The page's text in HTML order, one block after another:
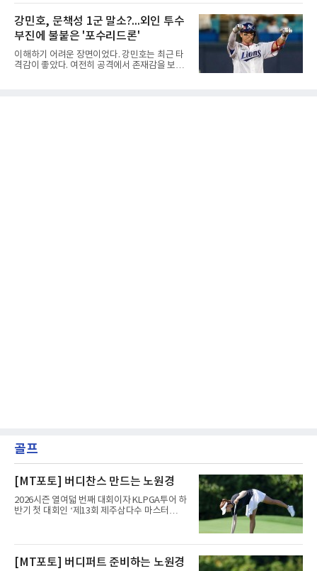
리츠와 마이애미 말린스를 거쳐 메츠에 둥지를
틀며 반등을 노렸으나
한국중고배구 2차연맹전 준우승팀 수성고는 4
일 충북 제천 대원대 민송체육관에서 열린 대회
8강전에서 진주동명고를 상대로 공격력이 호조
를 보이며 세트스코어 3-1(25-19, 25-22, 21-
25, 25-23)으로 꺾었다. 인하부고도 부산동성고
를 맞아 뛰어난 조직력을 바탕으로 삼아 3-0(25-
19, 25-19, 25-23)으로 완승을 거두고 4강에 합
강민호, 문책성 1군 말소?...외인 투수
부진에 불붙은 '포수리드론'
이해하기 어려운 장면이었다. 강민호는 최근 타
격감이 좋았다. 여전히 공격에서 존재감을 보여
골프
[MT포토] 버디찬스 만드는 노원경
2026시즌 열여덟 번째 대회이자 KLPGA투어 하
반기 첫 대회인 ‘제13회 제주삼다수 마스터
트(파72/6,767야드)에서 열리고 있다.6일 현재
1라운드 경기가 펼쳐지고 있다.노원경이 10번
홀에서 경기하고 있다.
[MT포토] 버디퍼트 준비하는 노원경